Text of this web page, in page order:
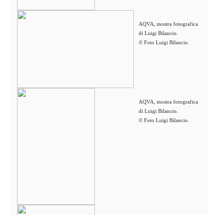
AQVA, mostra fotografica
di Luigi Bilancio.
© Foto Luigi Bilancio.
AQVA, mostra fotografica
di Luigi Bilancio.
© Foto Luigi Bilancio.